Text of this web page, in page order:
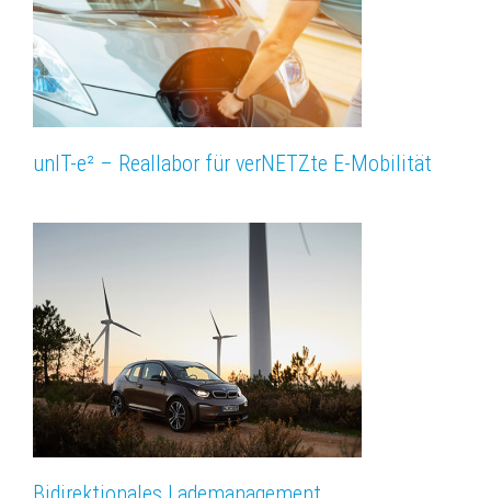
unIT-e² – Reallabor für verNETZte E-Mobilität